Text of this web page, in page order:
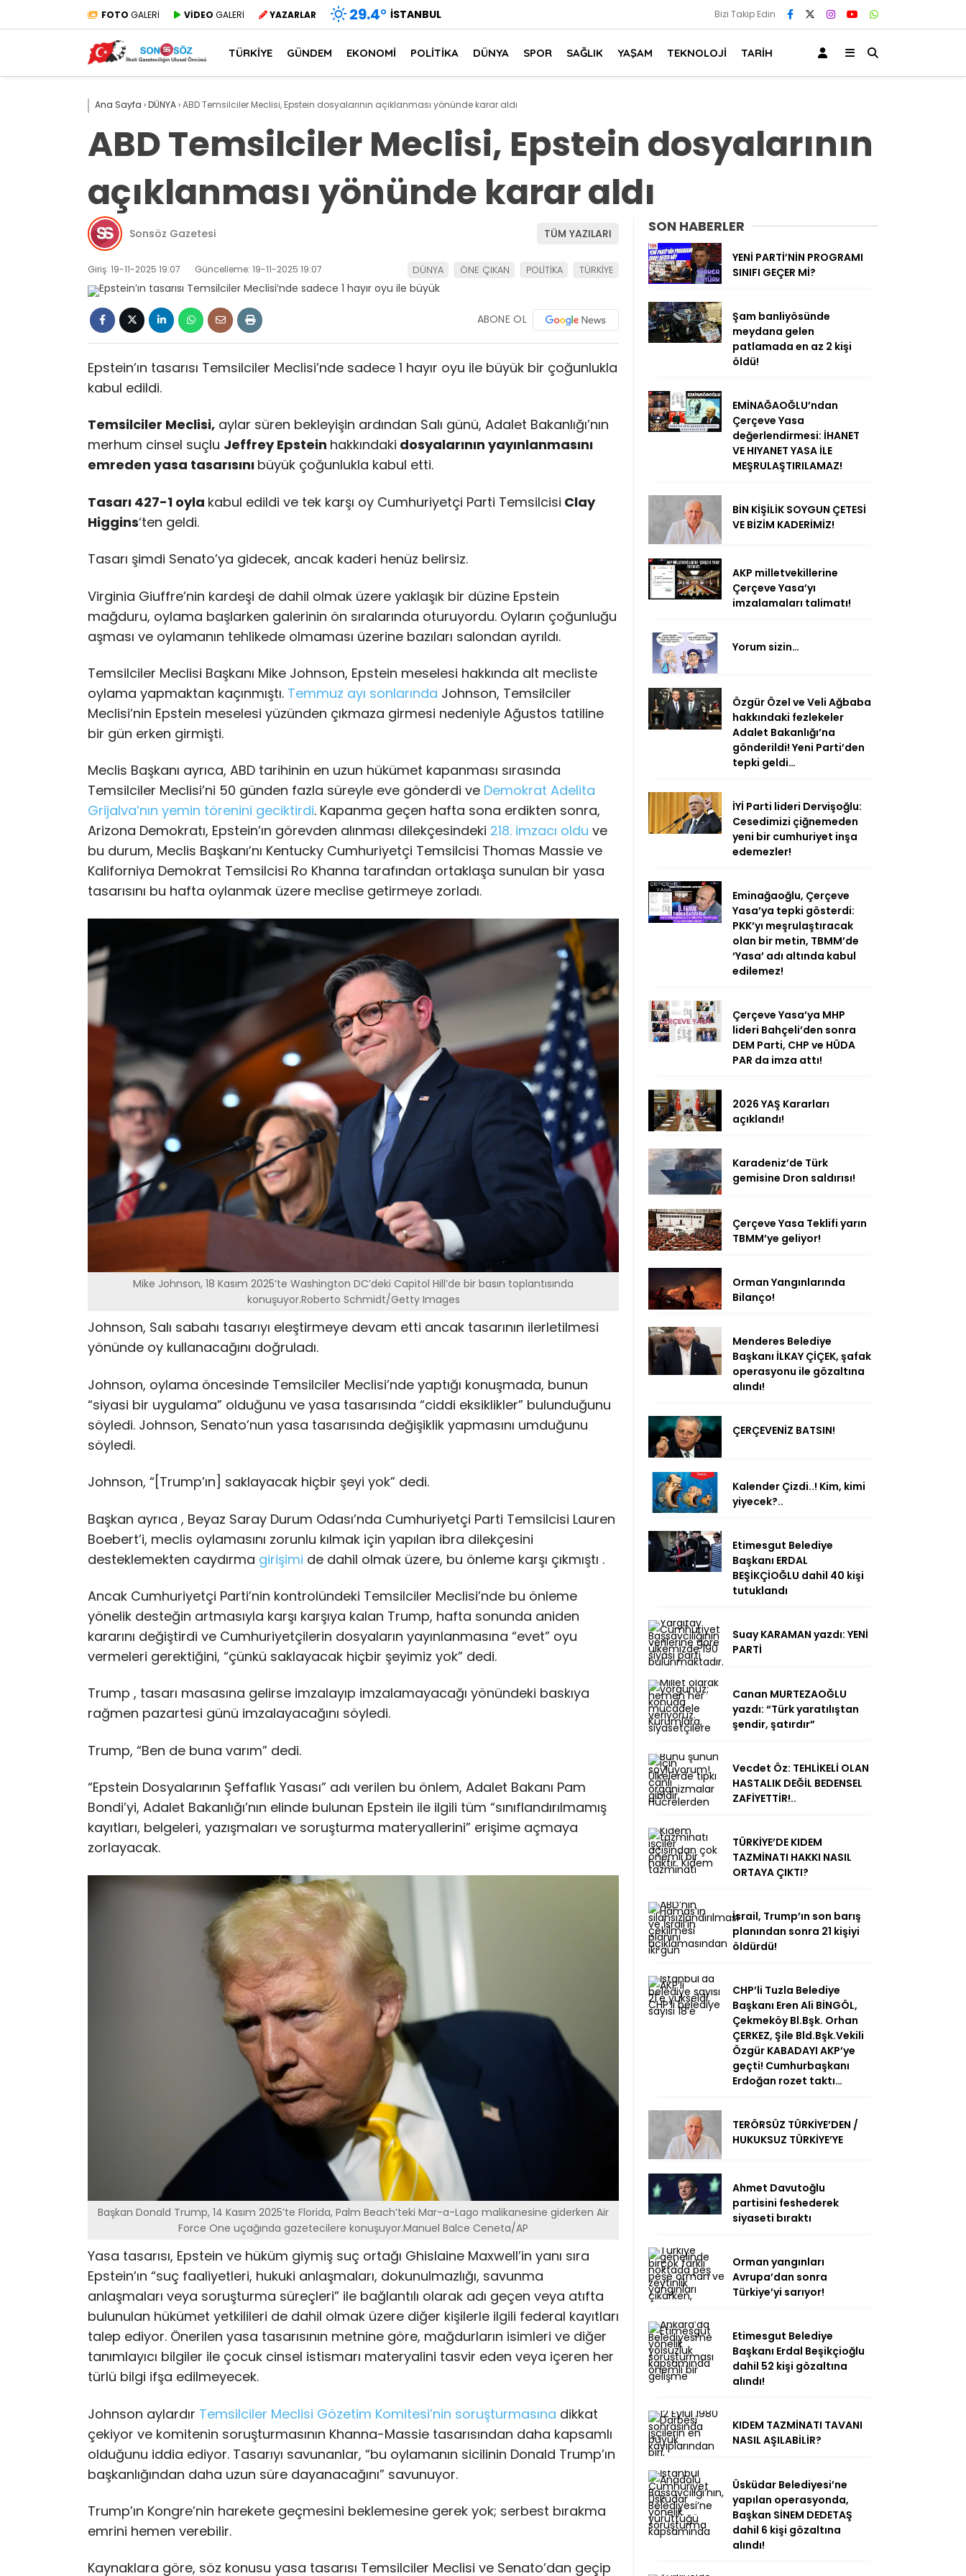
FOTO GALERİ VİDEO GALERİ YAZARLAR 29.4° İSTANBUL Bizi Takip Edin
TÜRKİYE GÜNDEM EKONOMİ POLİTİKA DÜNYA SPOR SAĞLIK YAŞAM TEKNOLOJİ TARİH
Ana Sayfa ›DÜNYA›ABD Temsilciler Meclisi, Epstein dosyalarının açıklanması yönünde karar aldı
ABD Temsilciler Meclisi, Epstein dosyalarının
açıklanması yönünde karar aldı
Sonsöz Gazetesi TÜM YAZILARI
Giriş: 19-11-2025 19:07 Güncelleme: 19-11-2025 19:07 DÜNYA ÖNE ÇIKAN POLİTİKA TÜRKİYE
ABONE OL
Epstein’ın tasarısı Temsilciler Meclisi’nde sadece 1 hayır oyu ile büyük bir çoğunlukla
kabul edildi.
Temsilciler Meclisi, aylar süren bekleyişin ardından Salı günü, Adalet Bakanlığı’nın
merhum cinsel suçlu Jeffrey Epstein hakkındaki dosyalarının yayınlanmasını
emreden yasa tasarısını büyük çoğunlukla kabul etti.
Tasarı 427-1 oyla kabul edildi ve tek karşı oy Cumhuriyetçi Parti Temsilcisi Clay
Higgins‘ten geldi.
Tasarı şimdi Senato’ya gidecek, ancak kaderi henüz belirsiz.
Virginia Giuffre’nin kardeşi de dahil olmak üzere yaklaşık bir düzine Epstein
mağduru, oylama başlarken galerinin ön sıralarında oturuyordu. Oyların çoğunluğu
aşması ve oylamanın tehlikede olmaması üzerine bazıları salondan ayrıldı.
Temsilciler Meclisi Başkanı Mike Johnson, Epstein meselesi hakkında alt mecliste
oylama yapmaktan kaçınmıştı. Temmuz ayı sonlarında Johnson, Temsilciler
Meclisi’nin Epstein meselesi yüzünden çıkmaza girmesi nedeniyle Ağustos tatiline
bir gün erken girmişti.
Meclis Başkanı ayrıca, ABD tarihinin en uzun hükümet kapanması sırasında
Temsilciler Meclisi’ni 50 günden fazla süreyle eve gönderdi ve Demokrat Adelita
Grijalva’nın yemin törenini geciktirdi. Kapanma geçen hafta sona erdikten sonra,
Arizona Demokratı, Epstein’ın görevden alınması dilekçesindeki 218. imzacı oldu ve
bu durum, Meclis Başkanı’nı Kentucky Cumhuriyetçi Temsilcisi Thomas Massie ve
Kaliforniya Demokrat Temsilcisi Ro Khanna tarafından ortaklaşa sunulan bir yasa
tasarısını bu hafta oylanmak üzere meclise getirmeye zorladı.
Mike Johnson, 18 Kasım 2025’te Washington DC’deki Capitol Hill’de bir basın toplantısında
konuşuyor.Roberto Schmidt/Getty Images
Johnson, Salı sabahı tasarıyı eleştirmeye devam etti ancak tasarının ilerletilmesi
yönünde oy kullanacağını doğruladı.
Johnson, oylama öncesinde Temsilciler Meclisi’nde yaptığı konuşmada, bunun
“siyasi bir uygulama” olduğunu ve yasa tasarısında “ciddi eksiklikler” bulunduğunu
söyledi. Johnson, Senato’nun yasa tasarısında değişiklik yapmasını umduğunu
söyledi.
Johnson, “[Trump’ın] saklayacak hiçbir şeyi yok” dedi.
Başkan ayrıca , Beyaz Saray Durum Odası’nda Cumhuriyetçi Parti Temsilcisi Lauren
Boebert’i, meclis oylamasını zorunlu kılmak için yapılan ibra dilekçesini
desteklemekten caydırma girişimi de dahil olmak üzere, bu önleme karşı çıkmıştı .
Ancak Cumhuriyetçi Parti’nin kontrolündeki Temsilciler Meclisi’nde bu önleme
yönelik desteğin artmasıyla karşı karşıya kalan Trump, hafta sonunda aniden
kararını değiştirdi ve Cumhuriyetçilerin dosyaların yayınlanmasına “evet” oyu
vermeleri gerektiğini, “çünkü saklayacak hiçbir şeyimiz yok” dedi.
Trump , tasarı masasına gelirse imzalayıp imzalamayacağı yönündeki baskıya
rağmen pazartesi günü imzalayacağını söyledi.
Trump, “Ben de buna varım” dedi.
“Epstein Dosyalarının Şeffaflık Yasası” adı verilen bu önlem, Adalet Bakanı Pam
Bondi’yi, Adalet Bakanlığı’nın elinde bulunan Epstein ile ilgili tüm “sınıflandırılmamış
kayıtları, belgeleri, yazışmaları ve soruşturma materyallerini” erişime açmaya
zorlayacak.
Başkan Donald Trump, 14 Kasım 2025’te Florida, Palm Beach’teki Mar-a-Lago malikanesine giderken Air
Force One uçağında gazetecilere konuşuyor.Manuel Balce Ceneta/AP
Yasa tasarısı, Epstein ve hüküm giymiş suç ortağı Ghislaine Maxwell’in yanı sıra
Epstein’ın “suç faaliyetleri, hukuki anlaşmaları, dokunulmazlığı, savunma
anlaşmaları veya soruşturma süreçleri” ile bağlantılı olarak adı geçen veya atıfta
bulunulan hükümet yetkilileri de dahil olmak üzere diğer kişilerle ilgili federal kayıtları
talep ediyor. Önerilen yasa tasarısının metnine göre, mağdurların isimleri ve diğer
tanımlayıcı bilgiler ile çocuk cinsel istismarı materyalini tasvir eden veya içeren her
türlü bilgi ifşa edilmeyecek.
Johnson aylardır Temsilciler Meclisi Gözetim Komitesi’nin soruşturmasına dikkat
çekiyor ve komitenin soruşturmasının Khanna-Massie tasarısından daha kapsamlı
olduğunu iddia ediyor. Tasarıyı savunanlar, “bu oylamanın sicilinin Donald Trump’ın
başkanlığından daha uzun süre dayanacağını” savunuyor.
Trump’ın Kongre’nin harekete geçmesini beklemesine gerek yok; serbest bırakma
emrini hemen verebilir.
Kaynaklara göre, söz konusu yasa tasarısı Temsilciler Meclisi ve Senato’dan geçip
SON HABERLER
YENİ PARTİ’NİN PROGRAMI
SINIFI GEÇER Mİ?
Şam banliyösünde
meydana gelen
patlamada en az 2 kişi
öldü!
EMİNAĞAOĞLU’ndan
Çerçeve Yasa
değerlendirmesi: İHANET
VE HIYANET YASA İLE
MEŞRULAŞTIRILAMAZ!
BİN KİŞİLİK SOYGUN ÇETESİ
VE BİZİM KADERİMİZ!
AKP milletvekillerine
Çerçeve Yasa’yı
imzalamaları talimatı!
Yorum sizin…
Özgür Özel ve Veli Ağbaba
hakkındaki fezlekeler
Adalet Bakanlığı’na
gönderildi! Yeni Parti’den
tepki geldi…
İYİ Parti lideri Dervişoğlu:
Cesedimizi çiğnemeden
yeni bir cumhuriyet inşa
edemezler!
Eminağaoğlu, Çerçeve
Yasa’ya tepki gösterdi:
PKK’yı meşrulaştıracak
olan bir metin, TBMM’de
‘Yasa’ adı altında kabul
edilemez!
Çerçeve Yasa’ya MHP
lideri Bahçeli’den sonra
DEM Parti, CHP ve HÜDA
PAR da imza attı!
2026 YAŞ Kararları
açıklandı!
Karadeniz’de Türk
gemisine Dron saldırısı!
Çerçeve Yasa Teklifi yarın
TBMM’ye geliyor!
Orman Yangınlarında
Bilanço!
Menderes Belediye
Başkanı İLKAY ÇİÇEK, şafak
operasyonu ile gözaltına
alındı!
ÇERÇEVENİZ BATSIN!
Kalender Çizdi..! Kim, kimi
yiyecek?..
Etimesgut Belediye
Başkanı ERDAL
BEŞİKÇİOĞLU dahil 40 kişi
tutuklandı
Suay KARAMAN yazdı: YENİ
PARTİ
Canan MURTEZAOĞLU
yazdı: “Türk yaratılıştan
şendir, şatırdır”
Vecdet Öz: TEHLİKELİ OLAN
HASTALIK DEĞİL BEDENSEL
ZAFİYETTİR!..
TÜRKİYE’DE KIDEM
TAZMİNATI HAKKI NASIL
ORTAYA ÇIKTI?
İsrail, Trump’ın son barış
planından sonra 21 kişiyi
öldürdü!
CHP’li Tuzla Belediye
Başkanı Eren Ali BİNGÖL,
Çekmeköy Bl.Bşk. Orhan
ÇERKEZ, Şile Bld.Bşk.Vekili
Özgür KABADAYI AKP’ye
geçti! Cumhurbaşkanı
Erdoğan rozet taktı…
TERÖRSÜZ TÜRKİYE’DEN /
HUKUKSUZ TÜRKİYE’YE
Ahmet Davutoğlu
partisini feshederek
siyaseti bıraktı
Orman yangınları
Avrupa’dan sonra
Türkiye’yi sarıyor!
Etimesgut Belediye
Başkanı Erdal Beşikçioğlu
dahil 52 kişi gözaltına
alındı!
KIDEM TAZMİNATI TAVANI
NASIL AŞILABİLİR?
Üsküdar Belediyesi’ne
yapılan operasyonda,
Başkan SİNEM DEDETAŞ
dahil 6 kişi gözaltına
alındı!